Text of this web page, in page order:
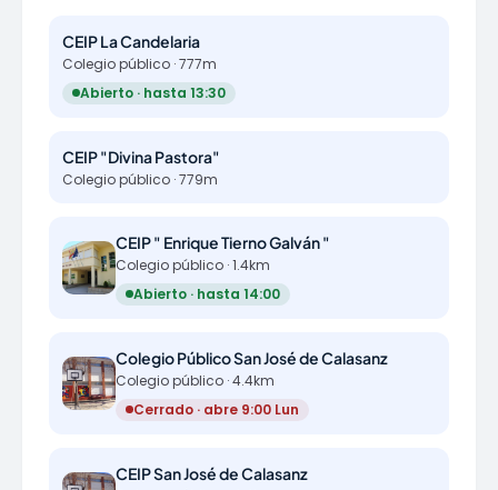
CEIP La Candelaria
Colegio público · 777m
Abierto · hasta 13:30
CEIP "Divina Pastora"
Colegio público · 779m
CEIP " Enrique Tierno Galván "
Colegio público · 1.4km
Abierto · hasta 14:00
Colegio Público San José de Calasanz
Colegio público · 4.4km
Cerrado · abre 9:00 Lun
CEIP San José de Calasanz